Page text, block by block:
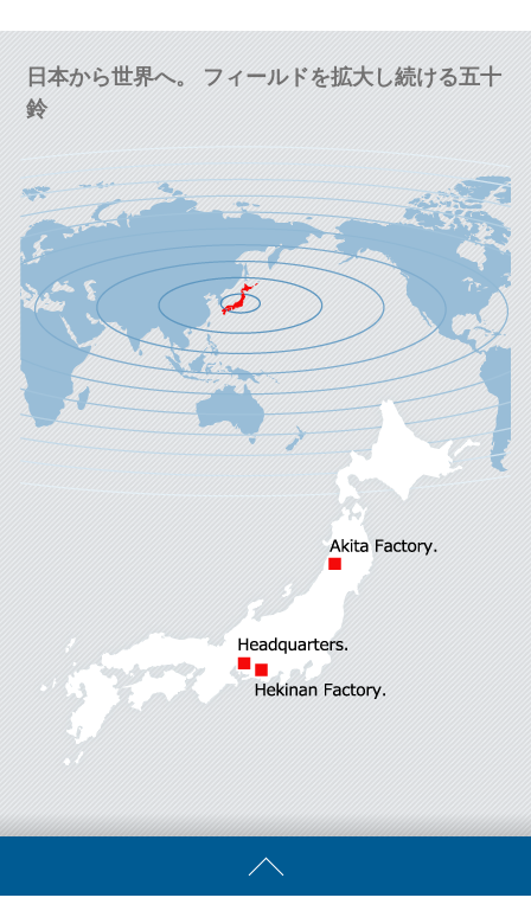
日本から世界へ。 フィールドを拡大し続ける五十
鈴